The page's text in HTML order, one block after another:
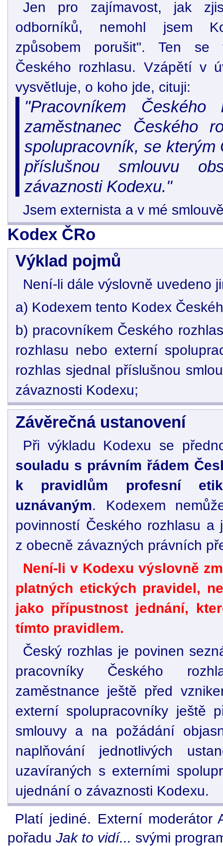
Jen pro zajímavost, jak
odborníků, nemohl jsem
způsobem porušit". Ten se
Českého rozhlasu. Vzápětí v
vysvětluje, o koho jde, cituji:
"Pracovníkem
zaměstnanec Českého
spolupracovník, se kterým
příslušnou smlouvu
závaznosti Kodexu."
Jsem externista a v mé
Kodex ČRo
Výklad pojmů
Není-li dále výslovně uvedeno
a) Kodexem tento Kodex
b) pracovníkem Českého
rozhlasu nebo externí
rozhlas sjednal příslušnou
závaznosti Kodexu;
Závěrečná ustanovení
Při výkladu Kodexu se
souladu s právním řádem
k pravidlům profesní
uznávaným. Kodexem
povinností Českého rozhlasu a
z obecně závazných právních
Není-li v Kodexu výslovně
platných etických pravidel,
jako přípustnost jednání,
tímto pravidlem.
Český rozhlas je povinen
pracovníky Českého
zaměstnance ještě před
externí spolupracovníky ještě
smlouvy a na požádání
naplňování jednotlivých
uzavíraných s externími
ujednání o závaznosti Kodexu.
Platí jediné. Externí moderátor
pořadu Jak to vidí... svými